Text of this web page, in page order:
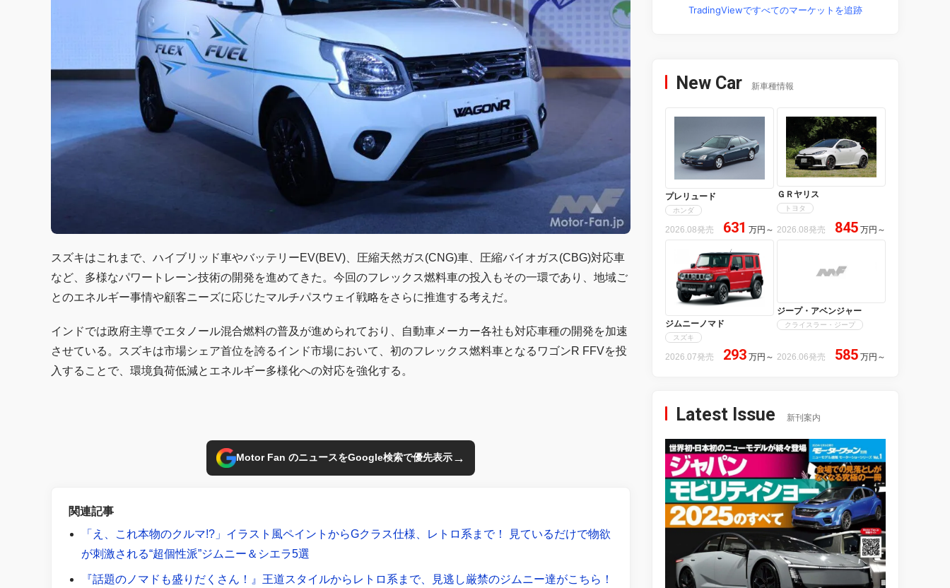
スズキはこれまで、ハイブリッド車やバッテリーEV(BEV)、圧縮天然ガス(CNG)車、圧縮バイオガス(CBG)対応車
など、多様なパワートレーン技術の開発を進めてきた。今回のフレックス燃料車の投入もその一環であり、地域ご
とのエネルギー事情や顧客ニーズに応じたマルチパスウェイ戦略をさらに推進する考えだ。
インドでは政府主導でエタノール混合燃料の普及が進められており、自動車メーカー各社も対応車種の開発を加速
させている。スズキは市場シェア首位を誇るインド市場において、初のフレックス燃料車となるワゴンR FFVを投
入することで、環境負荷低減とエネルギー多様化への対応を強化する。
Motor Fan のニュースをGoogle検索で優先表示→
関連記事
「え、これ本物のクルマ!?」イラスト風ペイントからGクラス仕様、レトロ系まで！ 見ているだけで物欲
が刺激される“超個性派”ジムニー＆シエラ5選
『話題のノマドも盛りだくさん！』王道スタイルからレトロ系まで、見逃し厳禁のジムニー達がこちら！
TradingViewですべてのマーケットを追跡
New Car 新車種情報
プレリュード
ホンダ
2026.08発売 631 万円 ～
ＧＲヤリス
トヨタ
2026.08発売 845 万円 ～
ジムニーノマド
スズキ
2026.07発売 293 万円 ～
ジープ・アベンジャー
クライスラー・ジープ
2026.06発売 585 万円 ～
Latest Issue 新刊案内